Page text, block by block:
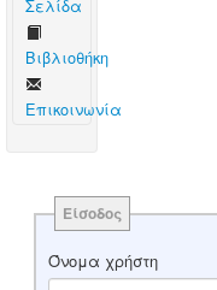
Σελίδα
Βιβλιοθήκη
Επικοινωνία
Είσοδος
Όνομα χρήστη